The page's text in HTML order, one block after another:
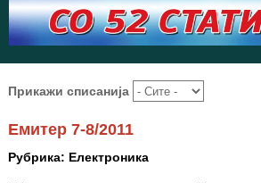
Прикажи списанија
Емитер 7-8/2011
Рубрика: Електроника